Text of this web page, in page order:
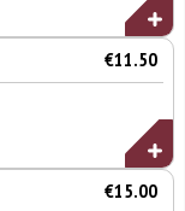
€11.50
€15.00